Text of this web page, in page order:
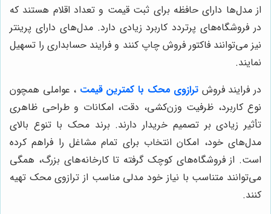
از مدل‌ها دارای حافظه برای ثبت قیمت و تعداد اقلام هستند که
در فروشگاه‌های پرتردد کاربرد زیادی دارد. مدل‌های دارای پرینتر
نیز می‌توانند فاکتور فروش چاپ کنند و فرایند حسابداری را تسهیل
نمایند.
در فرایند فروش ترازوی محک با کمترین قیمت ، عواملی همچون
نوع کاربرد، ظرفیت وزن‌کشی، دقت، امکانات و طراحی ظاهری
تأثیر زیادی بر تصمیم خریدار دارند. برند محک با تنوع بالای
مدل‌های خود، امکان انتخاب برای تمام مشاغل را فراهم کرده
است. از فروشگاه‌های کوچک گرفته تا کارخانه‌های بزرگ، همگی
می‌توانند متناسب با نیاز خود مدلی مناسب از ترازوی محک تهیه
کنند.